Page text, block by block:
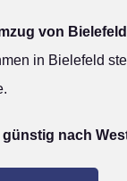
von
in Bielefeld
nach